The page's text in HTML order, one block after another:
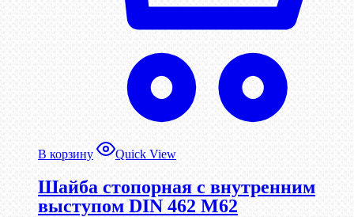
В корзину Quick View
Шайба стопорная с внутренним
выступом DIN 462 М62